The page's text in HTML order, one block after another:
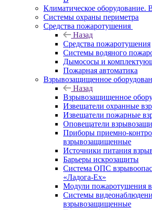
Климатическое оборудование.
Системы охраны периметра
Средства пожаротушения
Назад
Средства пожаротушения
Системы водяного
Дымососы и
Пожарная автоматика
Взрывозащищенное
Назад
Взрывозащищенное
Извещатели охранные
Извещатели пожарные
Оповещатели
Приборы приемно-
взрывозащищенные
Источники питания
Барьеры искрозащиты
Система ОПС
«Ладога-Ex»
Модули пожаротушения
Системы
взрывозащищенные